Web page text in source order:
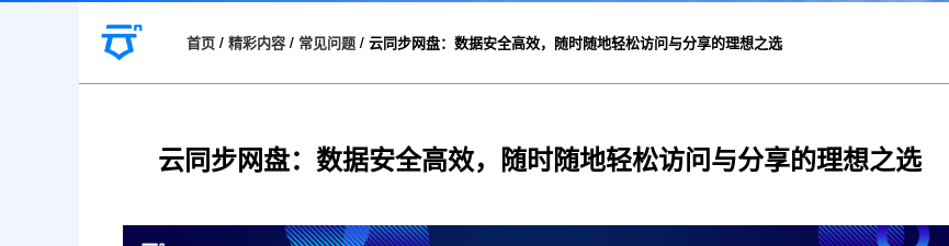
首页 / 精彩内容 / 常见问题 / 云同步网盘：数据安全高效，随时随地轻松访问与分享的理想之选
云同步网盘：数据安全高效，随时随地轻松访问与分享的理想之选